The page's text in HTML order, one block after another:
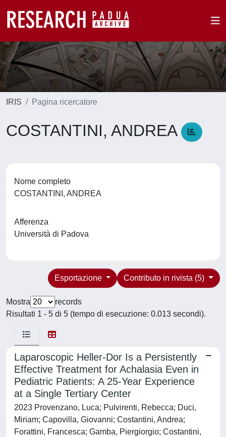
IRIS Pagina ricercatore
COSTANTINI, ANDREA
Nome completo
COSTANTINI, ANDREA
Afferenza
Università di Padova
Contributo in rivista (5)
Esportazione
Mostra
records
Risultati 1 - 5 di 5 (tempo di esecuzione: 0.013 secondi).
Laparoscopic Heller-Dor Is a Persistently
Effective Treatment for Achalasia Even in
Pediatric Patients: A 25-Year Experience
at a Single Tertiary Center
2023 Provenzano, Luca; Pulvirenti, Rebecca; Duci,
Miriam; Capovilla, Giovanni; Costantini, Andrea;
Forattini, Francesca; Gamba, Piergiorgio; Costantini,